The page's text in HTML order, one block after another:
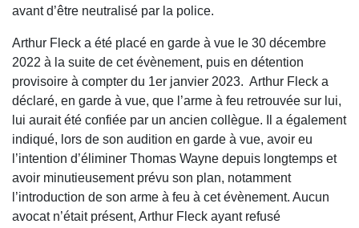
avant d’être neutralisé par la police.
Arthur Fleck a été placé en garde à vue le 30 décembre
2022 à la suite de cet évènement, puis en détention
provisoire à compter du 1er janvier 2023. Arthur Fleck a
déclaré, en garde à vue, que l’arme à feu retrouvée sur lui,
lui aurait été confiée par un ancien collègue. Il a également
indiqué, lors de son audition en garde à vue, avoir eu
l’intention d’éliminer Thomas Wayne depuis longtemps et
avoir minutieusement prévu son plan, notamment
l’introduction de son arme à feu à cet évènement. Aucun
avocat n’était présent, Arthur Fleck ayant refusé